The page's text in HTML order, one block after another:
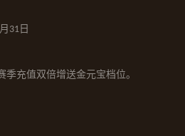
月 31 日
季充值双倍增送金元宝档位。